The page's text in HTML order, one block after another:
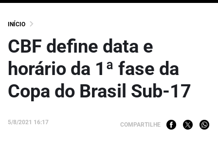
INÍCIO
CBF define data e
horário da 1ª fase da
Copa do Brasil Sub-17
5/8/2021 16:17 COMPARTILHE